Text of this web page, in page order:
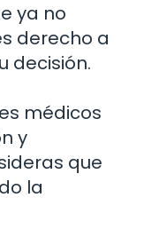
ya no
derecho a
decisión.
médicos
y
que
la